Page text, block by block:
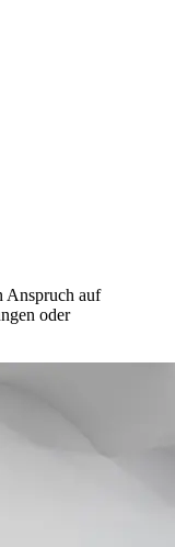
Anspruch auf
oder